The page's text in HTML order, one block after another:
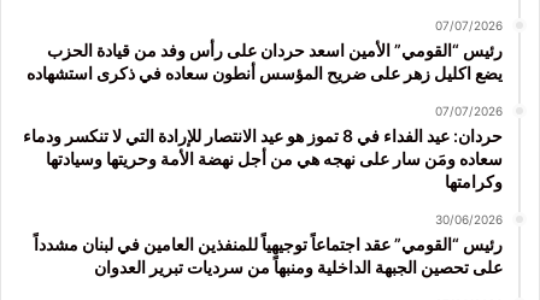
07/07/2026
رئيس “القومي” الأمين اسعد حردان على رأس وفد من قيادة الحزب
يضع اكليل زهر على ضريح المؤسس أنطون سعاده في ذكرى استشهاده
07/07/2026
حردان: عيد الفداء في 8 تموز هو عيد الانتصار للإرادة التي لا تنكسر ودماء
سعاده ومَن سار على نهجه هي من أجل نهضة الأمة وحريتها وسيادتها
وكرامتها
30/06/2026
رئيس “القومي” عقد اجتماعاً توجيهياً للمنفذين العامين في لبنان مشدداً
على تحصين الجبهة الداخلية ومنبهاً من سرديات تبرير العدوان